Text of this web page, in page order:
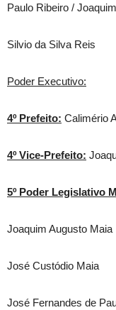
Paulo Ribeiro /
Silvio da Silva Reis
Poder Executivo:
4º Prefeito: Calimério
4º Vice-Prefeito:
5º Poder Legislativo
Joaquim Augusto Maia
José Custódio Maia
José Fernandes de